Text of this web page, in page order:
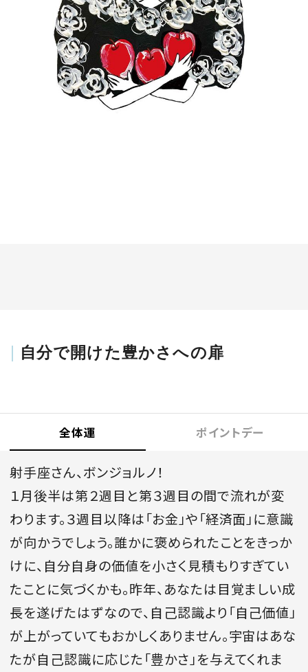
最新号を試し読み
自分で開けた豊かさへの扉
全体運 ポイントデー
射手座さん、ボンジョルノ！
１月後半は第２週目と第３週目の間で流れが変
わります。３週目以降は「お金」や「経済面」に意識
が向かうでしょう。誰かに褒められたことをきっか
けに、自分自身の価値を小さく見積もりすぎてい
たことに気づくかも。昨年、あなたは目覚ましい成
長を遂げたはずなので、自己認識より「自己価値」
が上がっていてもおかしくありません。宇宙はあな
たが自己認識に応じた「豊かさ」を与えてくれま